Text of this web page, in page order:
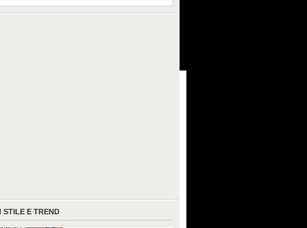
STILE E TREND